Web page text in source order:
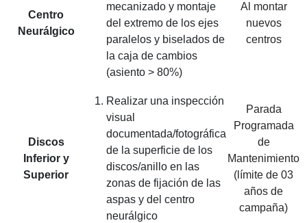
Centro
Neurálgico
mecanizado y montaje
del extremo de los ejes
paralelos y biselados de
la caja de cambios
(asiento > 80%)
Al montar
nuevos
centros
Discos
Inferior y
Superior
Realizar una inspección
visual
documentada/fotográfica
de la superficie de los
discos/anillo en las
zonas de fijación de las
aspas y del centro
neurálgico
Parada
Programada
de
Mantenimiento
(límite de 03
años de
campaña)